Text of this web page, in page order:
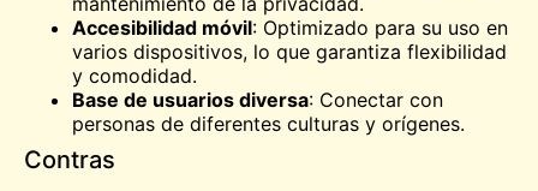
Accesibilidad móvil: Optimizado para su uso en
varios dispositivos, lo que garantiza flexibilidad
y comodidad.
Base de usuarios diversa: Conectar con
personas de diferentes culturas y orígenes.
Contras